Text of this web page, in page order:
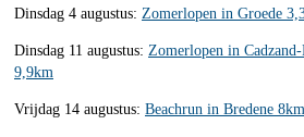
Dinsdag 4 augustus: Zomerlopen in Groede
Dinsdag 11 augustus: Zomerlopen in
9,9km
Vrijdag 14 augustus: Beachrun in Bredene 8km